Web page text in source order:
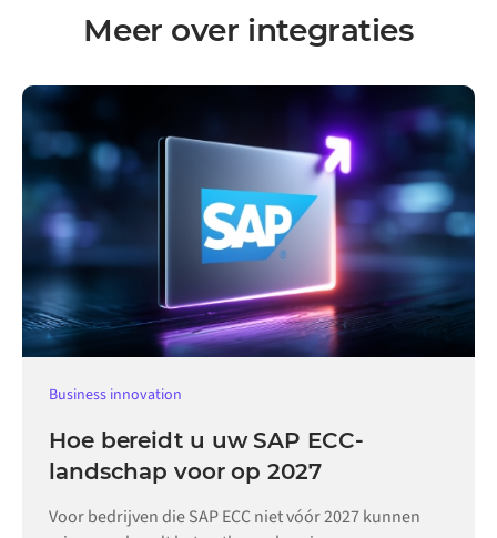
Meer over integraties
Business innovation
Hoe bereidt u uw SAP ECC-
landschap voor op 2027
Voor bedrijven die SAP ECC niet vóór 2027 kunnen